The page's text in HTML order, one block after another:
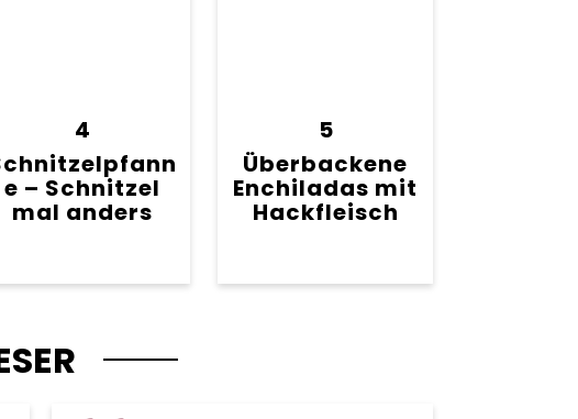
e – Schnitzel
mal anders
4
Überbackene
Enchiladas mit
Hackfleisch
5